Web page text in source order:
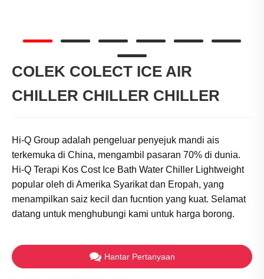
COLEK COLECT ICE AIR
CHILLER CHILLER CHILLER
Hi-Q Group adalah pengeluar penyejuk mandi ais
terkemuka di China, mengambil pasaran 70% di dunia.
Hi-Q Terapi Kos Cost Ice Bath Water Chiller Lightweight
popular oleh di Amerika Syarikat dan Eropah, yang
menampilkan saiz kecil dan fucntion yang kuat. Selamat
datang untuk menghubungi kami untuk harga borong.
Hantar Pertanyaan